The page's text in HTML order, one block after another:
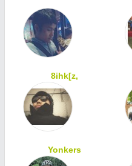
8ihk[z,
Yonkers